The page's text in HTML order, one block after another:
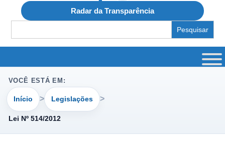
Radar da Transparência
for:
VOCÊ ESTÁ EM:
Início Legislações
Lei Nº 514/2012